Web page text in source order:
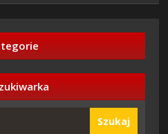
Szukaj